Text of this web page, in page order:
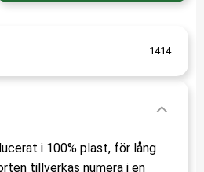
1414
i 100% plast, för lång
tillverkas numera i en